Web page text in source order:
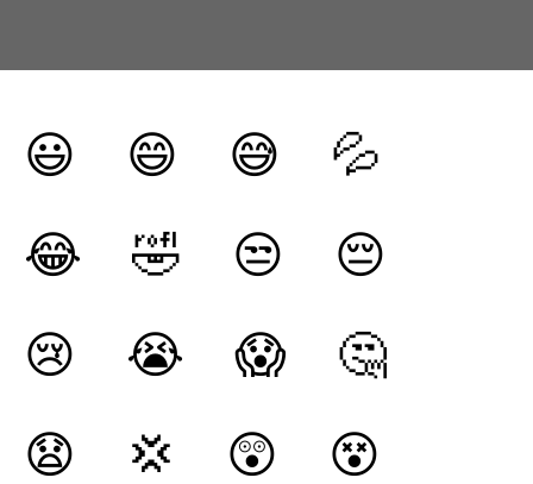
😃 😄 😅 💦
😂 🤣 😒 😔
😢 😭 😱 🤔
😧 💢 😲 😵